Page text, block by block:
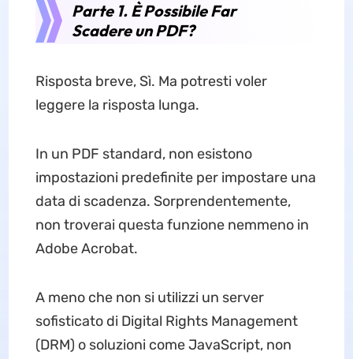
Parte 1. È Possibile Far
Scadere un PDF?
Risposta breve, Sì. Ma potresti voler
leggere la risposta lunga.
In un PDF standard, non esistono
impostazioni predefinite per impostare una
data di scadenza. Sorprendentemente,
non troverai questa funzione nemmeno in
Adobe Acrobat.
A meno che non si utilizzi un server
sofisticato di Digital Rights Management
(DRM) o soluzioni come JavaScript, non